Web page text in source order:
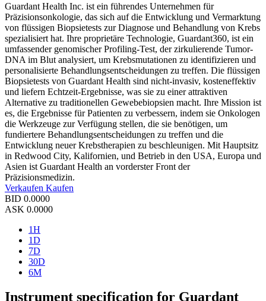
Guardant Health Inc. ist ein führendes Unternehmen für
Präzisionsonkologie, das sich auf die Entwicklung und Vermarktung
von flüssigen Biopsietests zur Diagnose und Behandlung von Krebs
spezialisiert hat. Ihre proprietäre Technologie, Guardant360, ist ein
umfassender genomischer Profiling-Test, der zirkulierende Tumor-
DNA im Blut analysiert, um Krebsmutationen zu identifizieren und
personalisierte Behandlungsentscheidungen zu treffen. Die flüssigen
Biopsietests von Guardant Health sind nicht-invasiv, kosteneffektiv
und liefern Echtzeit-Ergebnisse, was sie zu einer attraktiven
Alternative zu traditionellen Gewebebiopsien macht. Ihre Mission ist
es, die Ergebnisse für Patienten zu verbessern, indem sie Onkologen
die Werkzeuge zur Verfügung stellen, die sie benötigen, um
fundiertere Behandlungsentscheidungen zu treffen und die
Entwicklung neuer Krebstherapien zu beschleunigen. Mit Hauptsitz
in Redwood City, Kalifornien, und Betrieb in den USA, Europa und
Asien ist Guardant Health an vorderster Front der
Präzisionsmedizin.
Verkaufen Kaufen
BID 0.0000
ASK 0.0000
1H
1D
7D
30D
6M
Instrument specification for Guardant